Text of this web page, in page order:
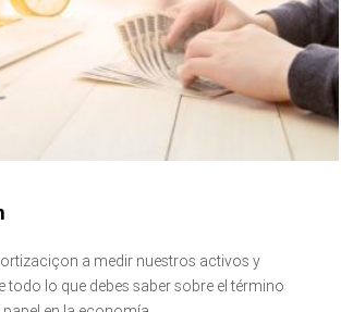
a medir nuestros activos y
todo lo que debes saber sobre el término